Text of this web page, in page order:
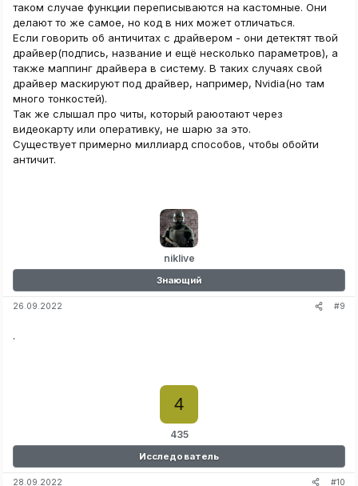
таком случае функции переписываются на кастомные. Они
делают то же самое, но код в них может отличаться.
Если говорить об античитах с драйвером - они детектят твой
драйвер(подпись, название и ещё несколько параметров), а
также маппинг драйвера в систему. В таких случаях свой
драйвер маскируют под драйвер, например, Nvidia(но там
много тонкостей).
Так же слышал про читы, который раюотают через
видеокарту или оперативку, не шарю за это.
Существует примерно миллиард способов, чтобы обойти
античит.
niklive
Знающий
26.09.2022 #9
.
435
4
Исследователь
28.09.2022 #10